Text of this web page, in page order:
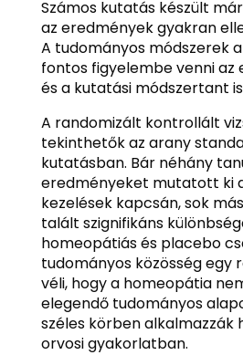
Számos kutatás készült
az eredmények gyakran
A tudományos módszerek
fontos figyelembe venni az
és a kutatási módszertant
A randomizált kontrollált
tekinthetők az arany
kutatásban. Bár néhány
eredményeket mutatott ki
kezelések kapcsán, sok
talált szignifikáns
homeopátiás és placebo
tudományos közösség egy
véli, hogy a homeopátia
elegendő tudományos
széles körben alkalmazzák
orvosi gyakorlatban.